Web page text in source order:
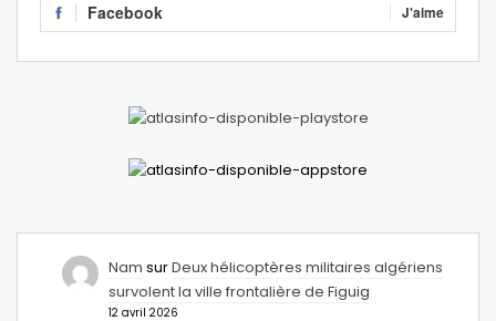
Facebook J'aime
Nam surDeux hélicoptères militaires algériens
survolent la ville frontalière de Figuig
12 avril 2026